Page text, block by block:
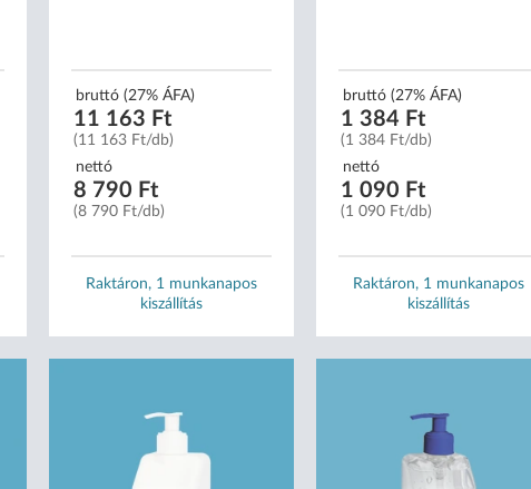
bruttó (27% ÁFA)
11 163 Ft
(11 163 Ft/db)
nettó
8 790 Ft
(8 790 Ft/db)
Raktáron, 1 munkanapos
kiszállítás
bruttó (27% ÁFA)
1 384 Ft
(1 384 Ft/db)
nettó
1 090 Ft
(1 090 Ft/db)
Raktáron, 1 munkanapos
kiszállítás